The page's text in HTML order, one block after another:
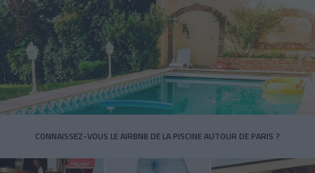
CONNAISSEZ-VOUS LE AIRBNB DE LA PISCINE AUTOUR DE PARIS ?